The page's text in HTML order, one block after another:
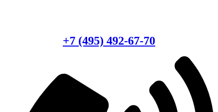
+7 (495) 492-67-70